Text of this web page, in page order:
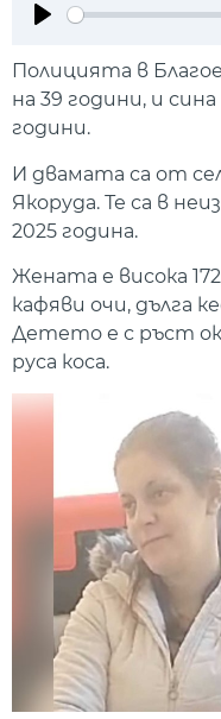
Полицията в
на 39 години, и
години.
И двамата са от
Якоруда. Те са в
2025 година.
Жената е висока
кафяви очи, дълга
Детето е с ръст
руса коса.